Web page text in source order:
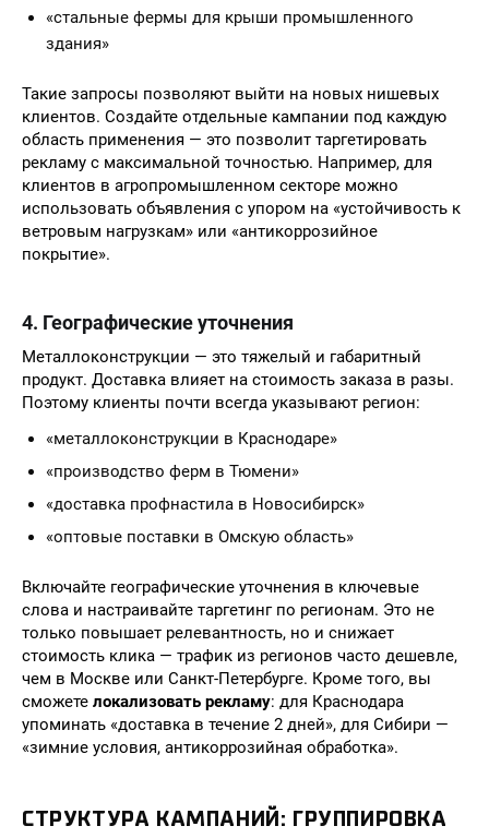
«стальные фермы для крыши промышленного
здания»
Такие запросы позволяют выйти на новых нишевых
клиентов. Создайте отдельные кампании под каждую
область применения — это позволит таргетировать
рекламу с максимальной точностью. Например, для
клиентов в агропромышленном секторе можно
использовать объявления с упором на «устойчивость к
ветровым нагрузкам» или «антикоррозийное
покрытие».
4. Географические уточнения
Металлоконструкции — это тяжелый и габаритный
продукт. Доставка влияет на стоимость заказа в разы.
Поэтому клиенты почти всегда указывают регион:
«металлоконструкции в Краснодаре»
«производство ферм в Тюмени»
«доставка профнастила в Новосибирск»
«оптовые поставки в Омскую область»
Включайте географические уточнения в ключевые
слова и настраивайте таргетинг по регионам. Это не
только повышает релевантность, но и снижает
стоимость клика — трафик из регионов часто дешевле,
чем в Москве или Санкт-Петербурге. Кроме того, вы
сможете локализовать рекламу: для Краснодара
упоминать «доставка в течение 2 дней», для Сибири —
«зимние условия, антикоррозийная обработка».
СТРУКТУРА КАМПАНИЙ: ГРУППИРОВКА